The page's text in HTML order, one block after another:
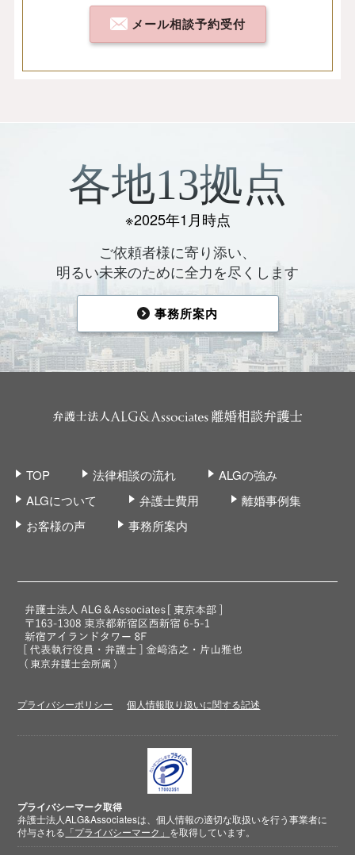
メール相談予約受付
各地13拠点
※2025年1月時点
ご依頼者様に寄り添い、
明るい未来のために全力を尽くします
事務所案内
TOP 法律相談の流れ
ALGの強み
ALGについて
弁護士費用
離婚事例集
お客様の声
事務所案内
プライバシーポリシー 個人情報取り扱いに関する記述
プライバシーマーク取得
弁護士法人ALG&Associatesは、個人情報の適切な取扱いを行う事業者に
付与される 「プライバシーマーク」 を取得しています。